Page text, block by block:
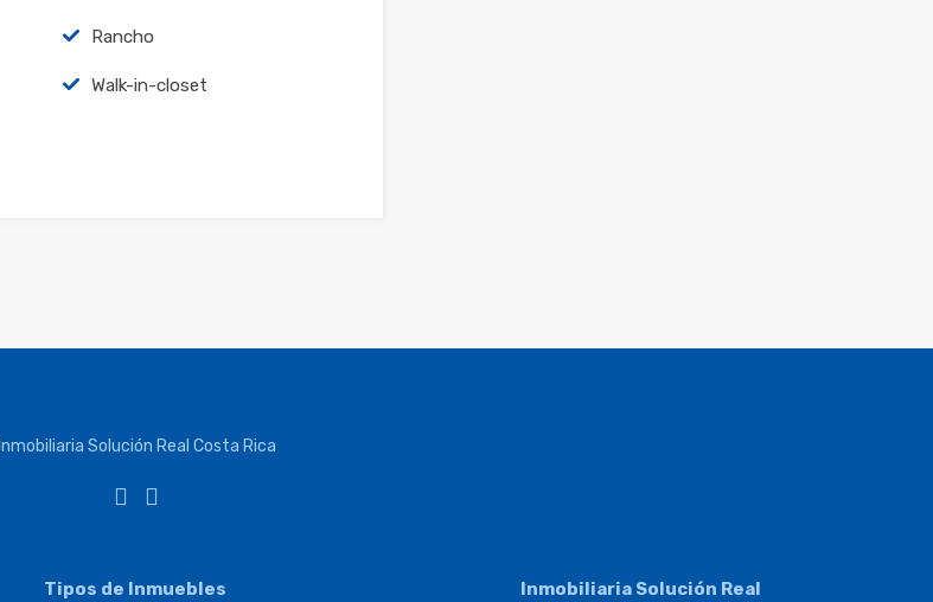
Rancho
Walk-in-closet
Inmobiliaria Solución Real Costa Rica
Tipos de Inmuebles Inmobiliaria Solución Real